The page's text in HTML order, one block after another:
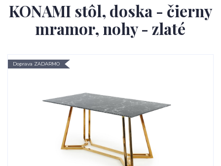
KONAMI stôl, doska - čierny
mramor, nohy - zlaté
Doprava ZADARMO